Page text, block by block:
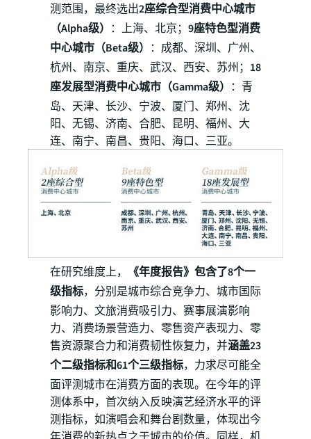
测范围，最终选出2座综合型消费中心城市
（Alpha级） ：上海、北京； 9座特色型消费
中心城市（Beta级） ：成都、深圳、广州、
杭州、南京、重庆、武汉、西安、苏州； 18
座发展型消费中心城市（Gamma级） ：青
岛、天津、长沙、宁波、厦门、郑州、沈
阳、无锡、济南、合肥、昆明、福州、大
连、南宁、南昌、贵阳、海口、三亚。
在研究维度上，
《年度报告》包含了8个一
级指标，分别是城市综合竞争力、城市国际
影响力、文旅消费吸引力、赛事展演影响
力、消费场景营造力、零售资产表现力、零
售资源聚合力和消费韧性恢复力，并涵盖23
个二级指标和61个三级指标，力求尽可能全
面评测城市在消费方面的表现。在今年的评
测体系中，首次纳入反映演艺经济水平的评
测指标，如演唱会和舞台剧数量，体现出今